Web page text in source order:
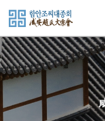
함안조씨 소개
시조
시조
설
위
자료
대종회 소개